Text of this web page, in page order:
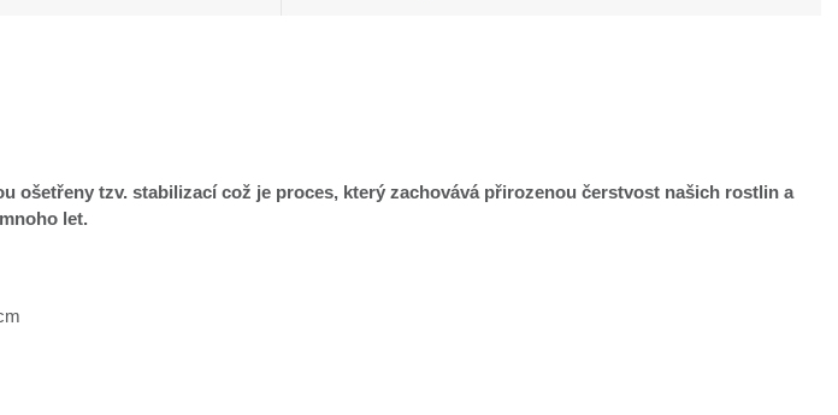
ošetřeny tzv. stabilizací což je proces, který zachovává přirozenou čerstvost našich rostlin a
let.